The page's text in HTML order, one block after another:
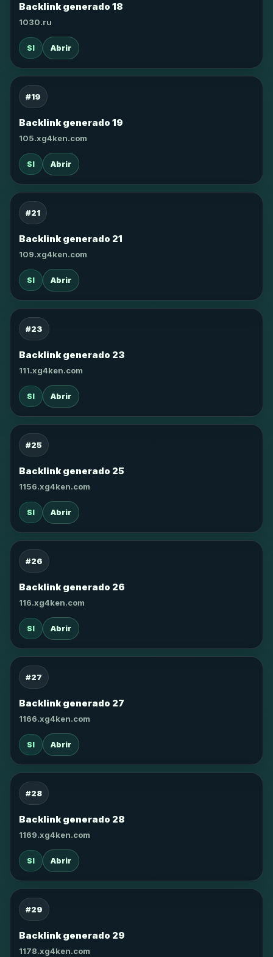
Backlink generado 18
1030.ru
SI Abrir
#19
Backlink generado 19
105.xg4ken.com
SI Abrir
#21
Backlink generado 21
109.xg4ken.com
SI Abrir
#23
Backlink generado 23
111.xg4ken.com
SI Abrir
#25
Backlink generado 25
1156.xg4ken.com
SI Abrir
#26
Backlink generado 26
116.xg4ken.com
SI Abrir
#27
Backlink generado 27
1166.xg4ken.com
SI Abrir
#28
Backlink generado 28
1169.xg4ken.com
SI Abrir
#29
Backlink generado 29
1178.xg4ken.com